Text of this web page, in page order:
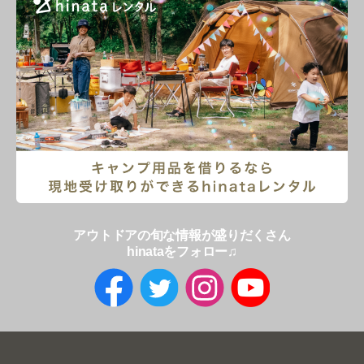
アウトドアの旬な情報が盛りだくさん
hinataをフォロー♫